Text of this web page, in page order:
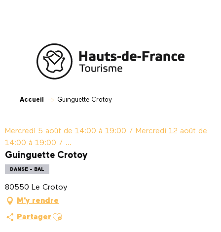
Accueil Guinguette Crotoy
Mercredi 5 août de 14:00 à 19:00 / Mercredi 12 août de
14:00 à 19:00 / ...
Guinguette Crotoy
DANSE - BAL
80550 Le Crotoy
M'y rendre
Partager Ajouter aux favoris